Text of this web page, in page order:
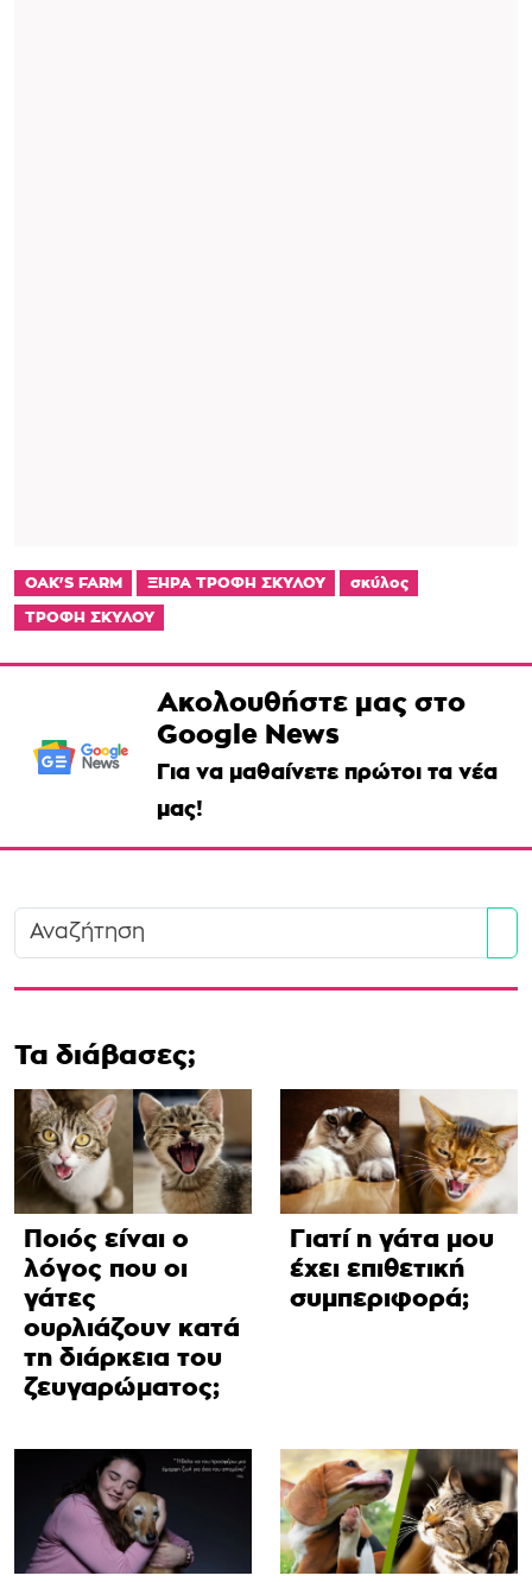
OAK'S FARM ΞΗΡΑ ΤΡΟΦΗ ΣΚΥΛΟΥ
σκύλος
ΤΡΟΦΗ ΣΚΥΛΟΥ
Ακολουθήστε μας στο
Google News
Για να μαθαίνετε πρώτοι τα νέα
μας!
Τα διάβασες;
Ποιός είναι ο
λόγος που οι
γάτες
ουρλιάζουν κατά
τη διάρκεια του
ζευγαρώματος;
Γιατί η γάτα μου
έχει επιθετική
συμπεριφορά;